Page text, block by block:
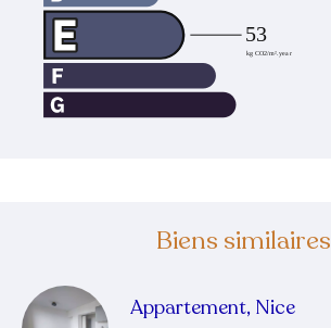
Biens similaires
Appartement, Nice